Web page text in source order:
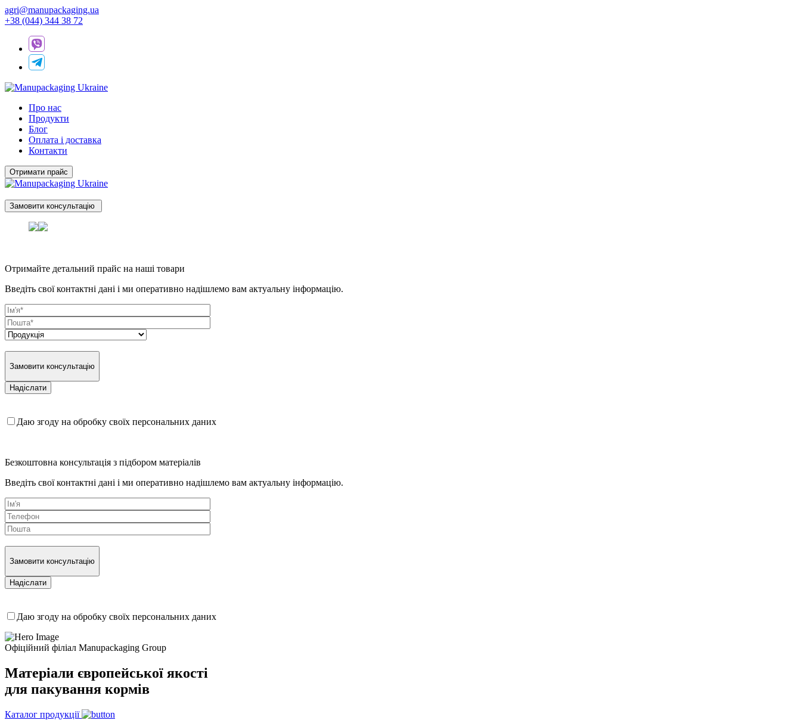
agri@manupackaging.ua
+38 (044) 344 38 72
Про нас
Продукти
Блог
Оплата і доставка
Контакти
Отримати прайс
Замовити консультацію
Отримайте детальний прайс на наші товари
Введіть свої контактні дані і ми оперативно надішлемо вам актуальну інформацію.
Замовити консультацію
Даю згоду на обробку своїх персональних даних
Безкоштовна консультація з підбором матеріалів
Введіть свої контактні дані і ми оперативно надішлемо вам актуальну інформацію.
Замовити консультацію
Даю згоду на обробку своїх персональних даних
Офіційний філіал Manupackaging Group
Матеріали європейської якості
для пакування кормів
Каталог продукції